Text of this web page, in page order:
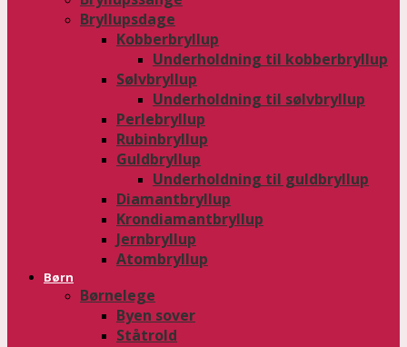
Bryllupsdage
Kobberbryllup
Underholdning til kobberbryllup
Sølvbryllup
Underholdning til sølvbryllup
Perlebryllup
Rubinbryllup
Guldbryllup
Underholdning til guldbryllup
Diamantbryllup
Krondiamantbryllup
Jernbryllup
Atombryllup
Børn
Børnelege
Byen sover
Ståtrold